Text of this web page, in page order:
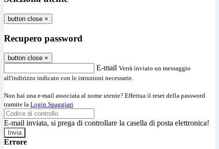
button close ×
Recupero password
button close ×
E-mail Verrà inviato un messaggio
all'indirizzo indicato con le istruzioni necessarie.
Non hai una e-mail associata al nome utente? Effettua il reset della password
tramite la Login Spaggiari
E-mail inviata, si prega di controllare la casella di posta elettronica!
Errore